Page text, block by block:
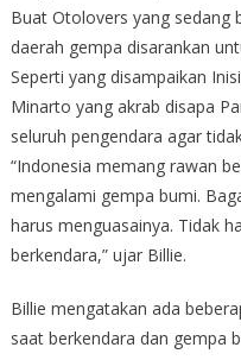
Buat Otolovers yang sedang
daerah gempa disarankan
Seperti yang disampaikan
Minarto yang akrab disapa
seluruh pengendara agar
“Indonesia memang rawan
mengalami gempa bumi.
harus menguasainya. Tidak
berkendara,” ujar Billie.
Billie mengatakan ada
saat berkendara dan gempa